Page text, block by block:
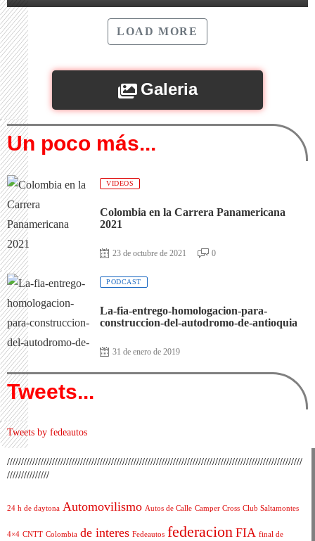
LOAD MORE
Galeria
Un poco más...
VIDEOS
Colombia en la Carrera Panamericana
2021
23 de octubre de 2021 0
PODCAST
La-fia-entrego-homologacion-para-
construccion-del-autodromo-de-antioquia
31 de enero de 2019
Tweets...
Tweets by fedeautos
/////////////////////////////////////////////////////////////////////////////////////////////////////////
///////////////
24 h de daytona Automovilismo Autos de Calle Camper Cross Club Saltamontes
4×4 CNTT Colombia de interes Fedeautos federacion FIA final de